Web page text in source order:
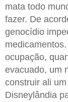
mata todo
fazer. De
genocídio
ocupação,
evacuado, um
construir ali
Disneylândia